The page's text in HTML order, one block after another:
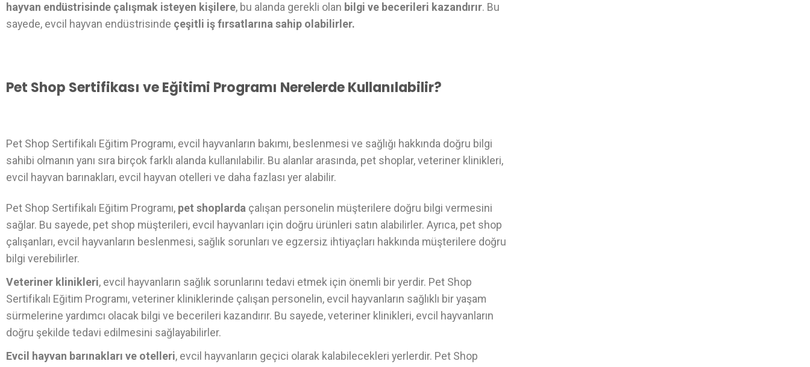
hayvan endüstrisinde çalışmak isteyen kişilere, bu alanda gerekli olan bilgi ve becerileri kazandırır. Bu
sayede, evcil hayvan endüstrisinde çeşitli iş fırsatlarına sahip olabilirler.
Pet Shop Sertifikası ve Eğitimi Programı Nerelerde Kullanılabilir?
Pet Shop Sertifikalı Eğitim Programı, evcil hayvanların bakımı, beslenmesi ve sağlığı hakkında doğru bilgi
sahibi olmanın yanı sıra birçok farklı alanda kullanılabilir. Bu alanlar arasında, pet shoplar, veteriner klinikleri,
evcil hayvan barınakları, evcil hayvan otelleri ve daha fazlası yer alabilir.
Pet Shop Sertifikalı Eğitim Programı, pet shoplarda çalışan personelin müşterilere doğru bilgi vermesini
sağlar. Bu sayede, pet shop müşterileri, evcil hayvanları için doğru ürünleri satın alabilirler. Ayrıca, pet shop
çalışanları, evcil hayvanların beslenmesi, sağlık sorunları ve egzersiz ihtiyaçları hakkında müşterilere doğru
bilgi verebilirler.
Veteriner klinikleri, evcil hayvanların sağlık sorunlarını tedavi etmek için önemli bir yerdir. Pet Shop
Sertifikalı Eğitim Programı, veteriner kliniklerinde çalışan personelin, evcil hayvanların sağlıklı bir yaşam
sürmelerine yardımcı olacak bilgi ve becerileri kazandırır. Bu sayede, veteriner klinikleri, evcil hayvanların
doğru şekilde tedavi edilmesini sağlayabilirler.
Evcil hayvan barınakları ve otelleri, evcil hayvanların geçici olarak kalabilecekleri yerlerdir. Pet Shop